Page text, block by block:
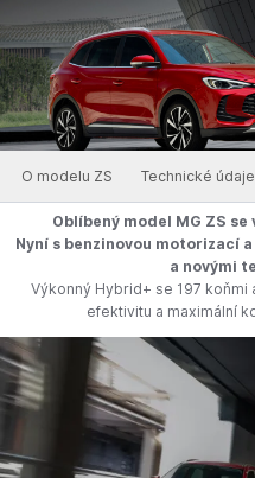
O modelu ZS Technické údaje
Oblíbený model MG ZS
Nyní s benzinovou motorizací
a novými
Výkonný Hybrid+ se 197
efektivitu a maximální